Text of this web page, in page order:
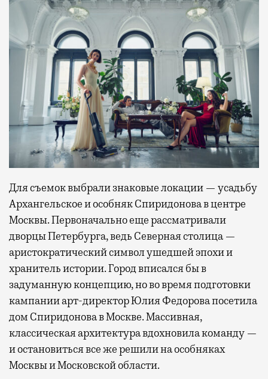
Для съемок выбрали знаковые локации — усадьбу
Архангельское и особняк Спиридонова в центре
Москвы. Первоначально еще рассматривали
дворцы Петербурга, ведь Северная столица —
аристократический символ ушедшей эпохи и
хранитель истории. Город вписался бы в
задуманную концепцию, но во время подготовки
кампании арт-директор Юлия Федорова посетила
дом Спиридонова в Москве. Массивная,
классическая архитектура вдохновила команду —
и остановиться все же решили на особняках
Москвы и Московской области.